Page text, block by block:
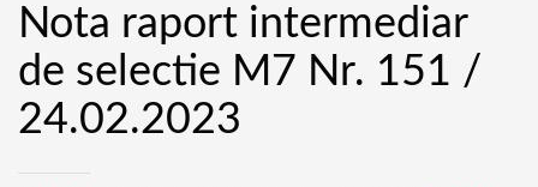
Nota raport intermediar
de selectie M7 Nr. 151 /
24.02.2023